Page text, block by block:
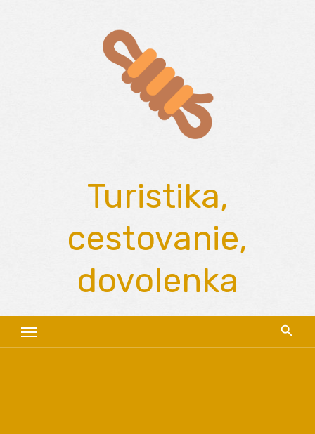
Turistika,
cestovanie,
dovolenka